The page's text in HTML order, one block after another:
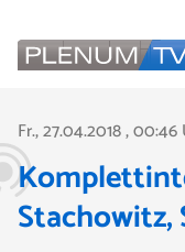
Fr., 27.04.2018, 00:46
Stachowitz,